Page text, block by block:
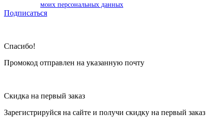
моих персональных данных
Подписаться
Спасибо!
Промокод отправлен на указанную почту
Скидка на первый заказ
Зарегистрируйся на сайте и получи скидку на первый заказ